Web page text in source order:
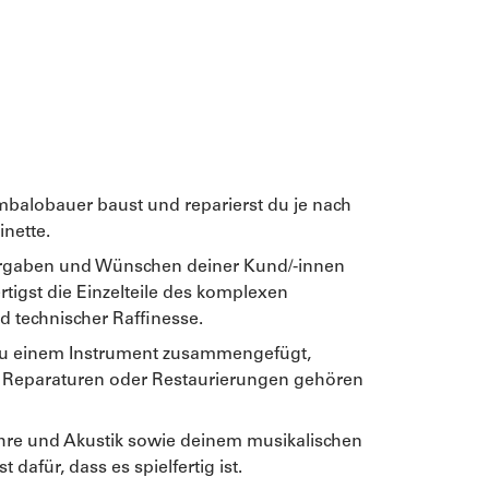
baust und reparierst du je nach
und Wünschen deiner Kund/-innen
die Einzelteile des komplexen
technischer Raffinesse.
einem Instrument zusammengefügt,
oder Restaurierungen gehören
und Akustik sowie deinem musikalischen
dafür, dass es spielfertig ist.